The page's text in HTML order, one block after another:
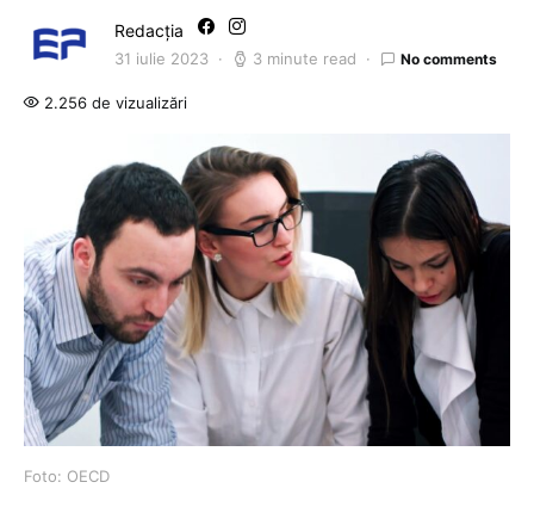
Redacția
31 iulie 2023 3 minute read No comments
2.256 de vizualizări
Foto: OECD